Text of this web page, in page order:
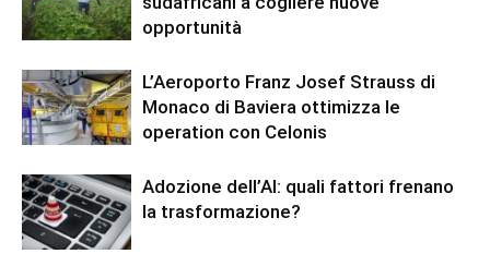
opportunità
L’Aeroporto Franz Josef Strauss di
Monaco di Baviera ottimizza le
operation con Celonis
Adozione dell’AI: quali fattori frenano
la trasformazione?